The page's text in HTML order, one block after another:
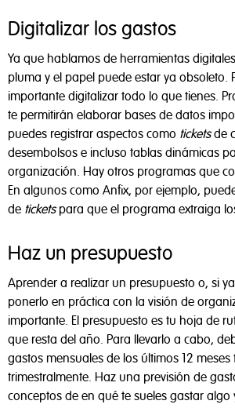
Digitalizar los gastos
Ya que hablamos de herramientas
pluma y el papel puede estar ya obsoleto.
importante digitalizar todo lo que tienes.
te permitirán elaborar bases de datos
puedes registrar aspectos como ticketsde
desembolsos e incluso tablas dinámicas
organización. Hay otros programas que
En algunos como Anfix, por ejemplo,
de ticketspara que el programa extraiga
Haz un presupuesto
Aprender a realizar un presupuesto o, si
ponerlo en práctica con la visión de
importante. El presupuesto es tu hoja de
que resta del año. Para llevarlo a cabo,
gastos mensuales de los últimos 12
trimestralmente. Haz una previsión de
conceptos de en qué te sueles gastar algo